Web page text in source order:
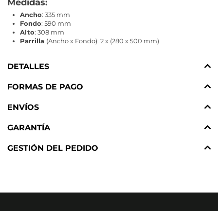
Medidas:
Ancho: 335 mm
Fondo: 590 mm
Alto: 308 mm
Parrilla (Ancho x Fondo): 2 x (280 x 500 mm)
DETALLES
FORMAS DE PAGO
ENVÍOS
GARANTÍA
GESTIÓN DEL PEDIDO